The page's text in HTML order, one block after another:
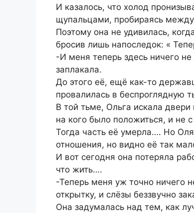
И казалось, что холод
щупальцами, пробираясь
Поэтому она не удивилась,
бросив лишь напоследок: «
-И меня теперь здесь ничего
заплакала.
До этого её, ещё как-то
провалилась в беспроглядную
В той тьме, Ольга искала
на кого было положиться, и не
Тогда часть её умерла…. Но
отношения, но видно её так
И вот сегодня она потеряла
что жить….
-Теперь меня уж точно ничего
открытку, и слёзы беззвучно
Она задумалась над тем, как